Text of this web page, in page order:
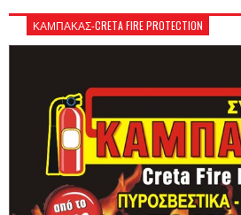
ΚΑΜΠΑΚΑΣ-CRETA FIRE PROTECTION